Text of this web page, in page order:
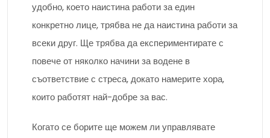
удобно, което наистина работи за един
конкретно лице, трябва не да наистина работи за
всеки друг. Ще трябва да експериментирате с
повече от няколко начини за водене в
съответствие с стреса, докато намерите хора,
които работят най-добре за вас.
Когато се борите ще можем ли управлявате